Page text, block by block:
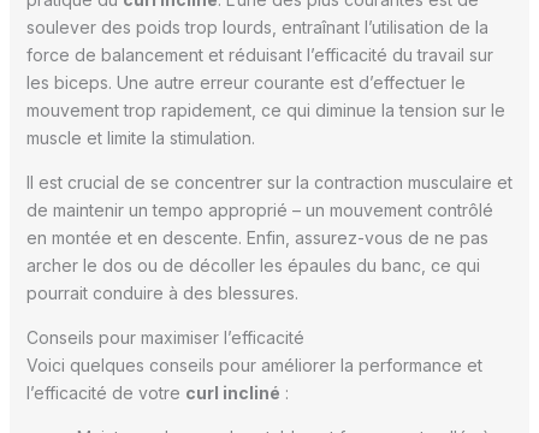
soulever des poids trop lourds, entraînant l’utilisation de la
force de balancement et réduisant l’efficacité du travail sur
les biceps. Une autre erreur courante est d’effectuer le
mouvement trop rapidement, ce qui diminue la tension sur le
muscle et limite la stimulation.
Il est crucial de se concentrer sur la contraction musculaire et
de maintenir un tempo approprié – un mouvement contrôlé
en montée et en descente. Enfin, assurez-vous de ne pas
archer le dos ou de décoller les épaules du banc, ce qui
pourrait conduire à des blessures.
Conseils pour maximiser l’efficacité
Voici quelques conseils pour améliorer la performance et
l’efficacité de votre curl incliné :